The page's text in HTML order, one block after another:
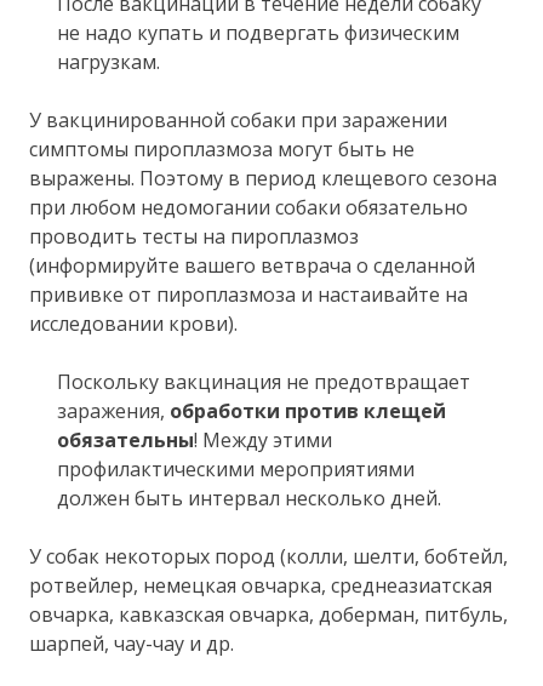
не надо купать и подвергать физическим
нагрузкам.
У вакцинированной собаки при заражении
симптомы пироплазмоза могут быть не
выражены. Поэтому в период клещевого сезона
при любом недомогании собаки обязательно
проводить тесты на пироплазмоз
(информируйте вашего ветврача о сделанной
прививке от пироплазмоза и настаивайте на
исследовании крови).
Поскольку вакцинация не предотвращает
заражения, обработки против клещей
обязательны! Между этими
профилактическими мероприятиями
должен быть интервал несколько дней.
У собак некоторых пород (колли, шелти, бобтейл,
ротвейлер, немецкая овчарка, среднеазиатская
овчарка, кавказская овчарка, доберман, питбуль,
шарпей, чау-чау и др.